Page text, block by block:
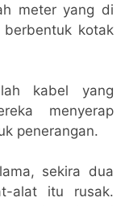
meter yang di
kotak
kabel yang
menyerap
penerangan.
sekira dua
alat itu rusak.